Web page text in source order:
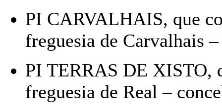
PI CARVALHAIS, que
freguesia de Carvalhais
PI TERRAS DE XISTO,
freguesia de Real –